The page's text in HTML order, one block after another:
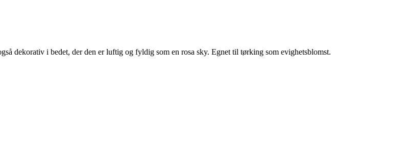
dekorativ i bedet, der den er luftig og fyldig som en rosa sky. Egnet til tørking som evighetsblomst.